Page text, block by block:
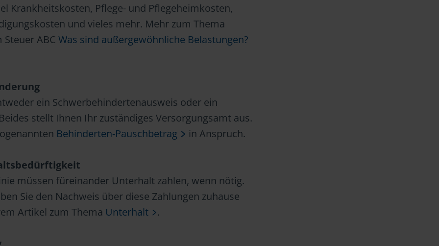
Krankheitskosten, Pflege- und Pflegeheimkosten,
und vieles mehr. Mehr zum Thema
ABC Was sind außergewöhnliche Belastungen?
ein Schwerbehindertenausweis oder ein
stellt Ihnen Ihr zuständiges Versorgungsamt aus.
Behinderten-Pauschbetrag in Anspruch.
müssen füreinander Unterhalt zahlen, wenn nötig.
Sie den Nachweis über diese Zahlungen zuhause
Artikel zum Thema Unterhalt .